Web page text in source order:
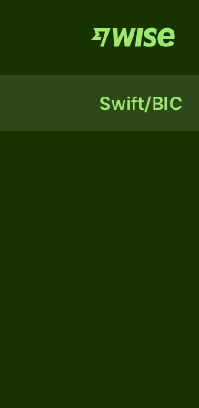
Swift/BIC